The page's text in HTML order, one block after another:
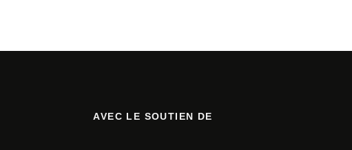
AVEC LE SOUTIEN DE